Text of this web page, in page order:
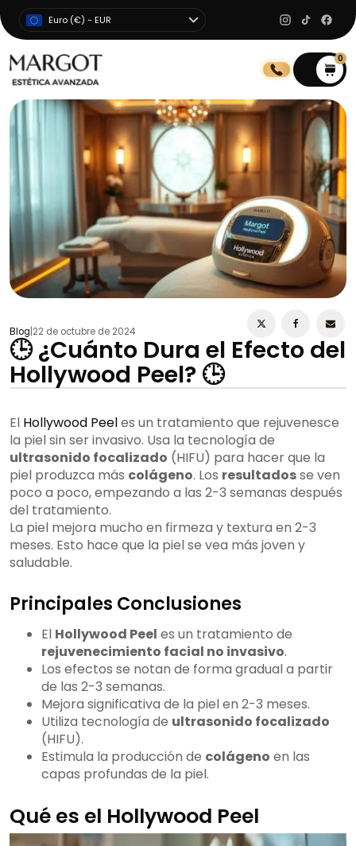
Euro (€) - EUR
0
Blog 22 de octubre de 2024
🕒 ¿Cuánto Dura el Efecto del
Hollywood Peel? 🕒
El Hollywood Peeles un tratamiento que rejuvenesce
la piel sin ser invasivo. Usa la tecnología de
ultrasonido focalizado (HIFU) para hacer que la
piel produzca más colágeno. Los resultadosse ven
poco a poco, empezando a las 2-3 semanas después
del tratamiento.
La piel mejora mucho en firmeza y textura en 2-3
meses. Esto hace que la piel se vea más joven y
saludable.
Principales Conclusiones
El Hollywood Peel es un tratamiento de
rejuvenecimiento facial no invasivo.
Los efectos se notan de forma gradual a partir
de las 2-3 semanas.
Mejora significativa de la piel en 2-3 meses.
Utiliza tecnología de ultrasonido focalizado
(HIFU).
Estimula la producción de colágeno en las
capas profundas de la piel.
Qué es el Hollywood Peel